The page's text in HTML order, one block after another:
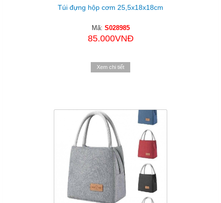
Túi đựng hộp cơm 25,5x18x18cm
Mã: S028985
85.000VNĐ
Xem chi tiết